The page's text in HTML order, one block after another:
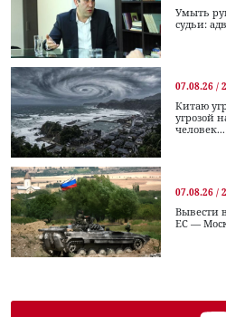
Умыть
судьи:
07.08.26 /
Китаю
угрозой
человек...
07.08.26 /
Вывести
ЕС —